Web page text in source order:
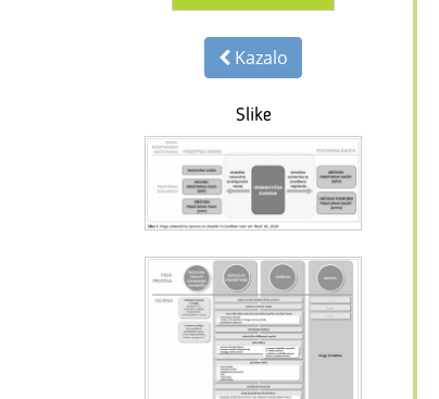
Kazalo
Slike